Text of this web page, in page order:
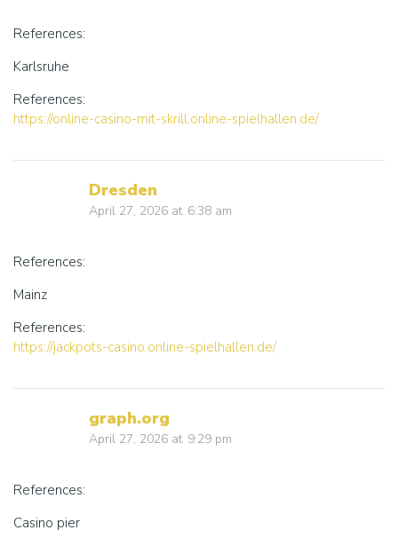
References:
Karlsruhe
References:
https://online-casino-mit-skrill.online-spielhallen.de/
Dresden
April 27, 2026 at 6:38 am
References:
Mainz
References:
https://jackpots-casino.online-spielhallen.de/
graph.org
April 27, 2026 at 9:29 pm
References:
Casino pier